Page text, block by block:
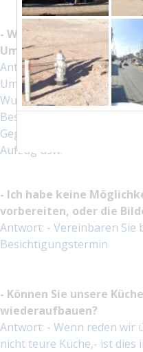
- Welche Angaben
Umzugsangebot
Antwort: - Teilen Sie uns
Umzugsliste, Etage,
Wunschtermin, zusätzliche
Besonderheiten z.B.:
Gegenstand, Eingang von
Aufzug usw.
- Ich habe keine
vorbereiten, oder die
Antwort: - Vereinbaren Sie
Besichtigungstermin
- Können Sie unsere
wiederaufbauen?
Antwort: - Wenn reden wir
nicht teure Küche,- ist dies